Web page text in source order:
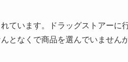
ています。ドラッグストアーに
となくで商品を選んでいません